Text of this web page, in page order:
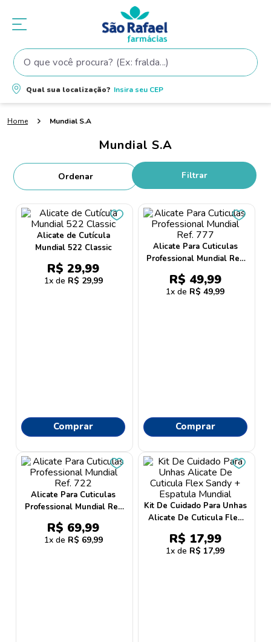
O que você procura? (Ex: fralda...)
Qual sua localização? Insira seu CEP
Mundial S.A
Mundial S.A
Filtrar
Alicate de Cutícula
Mundial 522 Classic
R$ 29,99
1 R$ 29,99
Comprar
Alicate Para Cuticulas
Professional Mundial Ref.
R$ 49,99
1 R$ 49,99
Comprar
Alicate Para Cuticulas
Professional Mundial Ref.
R$ 69,99
1 R$ 69,99
Kit De Cuidado Para Unhas
Alicate De Cuticula Flex
Sandy + Espatula Mundial
R$ 17,99
1 R$ 17,99
Termos mais buscados
1º fralda
2 shampoo
fralda pampers
5º oleo
6 tintura cabelo
dove
elseve
proge